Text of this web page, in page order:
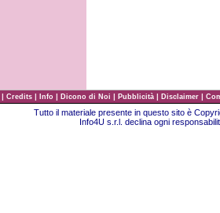
| Credits | Info | Dicono di Noi | Pubblicità | Disclaimer |
Tutto il materiale presente in questo sito è
Info4U s.r.l. declina ogni